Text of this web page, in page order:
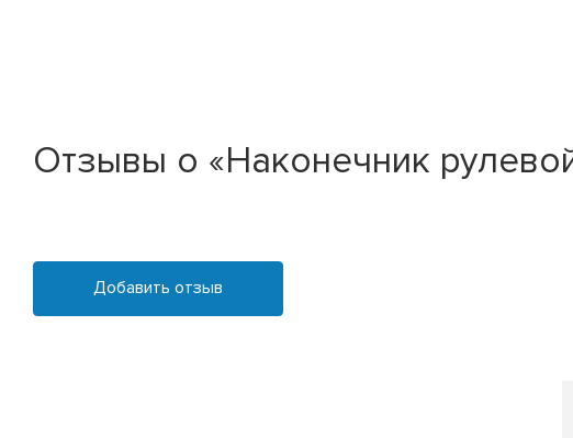
Отзывы о «Наконечник
Добавить отзыв